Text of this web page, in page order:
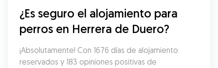
¿Es seguro el alojamiento para
perros en Herrera de Duero?
¡Absolutamente! Con 1676 días de alojamiento
reservados y 183 opiniones positivas de